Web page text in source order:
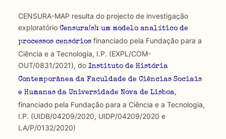
CENSURA-MAP resulta do projecto de investigação
exploratório Censura(s): um modelo analítico de
processos censóriosfinanciado pela Fundação para a
Ciência e a Tecnologia, I.P. (EXPL/COM-
OUT/0831/2021), do Instituto de História
Contemporânea da Faculdade de Ciências Sociais
e Humanas da Universidade Nova de Lisboa,
financiado pela Fundação para a Ciência e a Tecnologia,
I.P. (UIDB/04209/2020, UIDP/04209/2020 e
LA/P/0132/2020)